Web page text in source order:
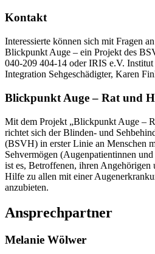
Kontakt
Interessierte können sich mit Fragen
Blickpunkt Auge – ein Projekt des
040-209 404-14 oder IRIS e.V.
Integration Sehgeschädigter, Karen
Blickpunkt Auge – Rat und
Mit dem Projekt „Blickpunkt Auge –
richtet sich der Blinden- und
(BSVH) in erster Linie an Menschen
Sehvermögen (Augenpatientinnen
ist es, Betroffenen, ihren Angehörigen
Hilfe zu allen mit einer
anzubieten.
Ansprechpartner
Melanie Wölwer